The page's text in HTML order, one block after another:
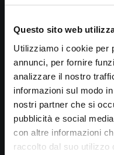
Questo sito web
Utilizziamo i cookie per
annunci, per fornire
analizzare il nostro
informazioni sul modo
nostri partner che si
pubblicità e social
con altre informazioni
raccolto dal suo utilizzo
A chi si rivolge:
laureandi in chimica dei
Attiviamo tirocini
Durata del corso:
3 anni